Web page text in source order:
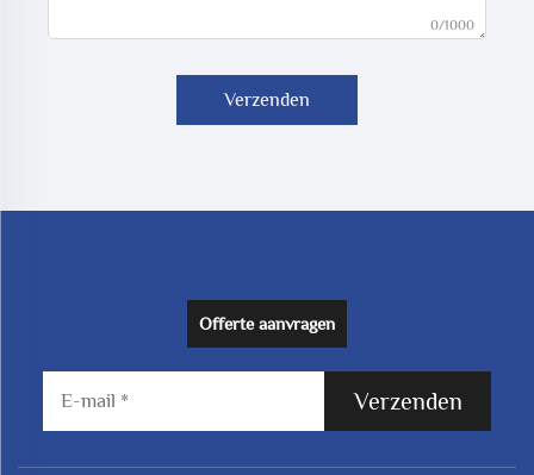
0/1000
Verzenden
Offerte aanvragen
Verzenden